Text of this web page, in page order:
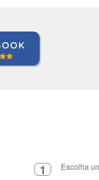
1 Escolha